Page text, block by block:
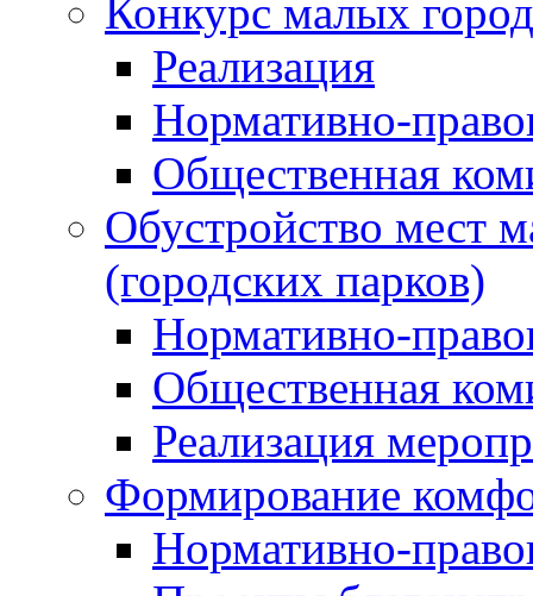
Конкурс малых
Реализация
Нормативно-
Общественная
Обустройство мест
(городских парков)
Нормативно-
Общественная
Реализация
Формирование
Нормативно-